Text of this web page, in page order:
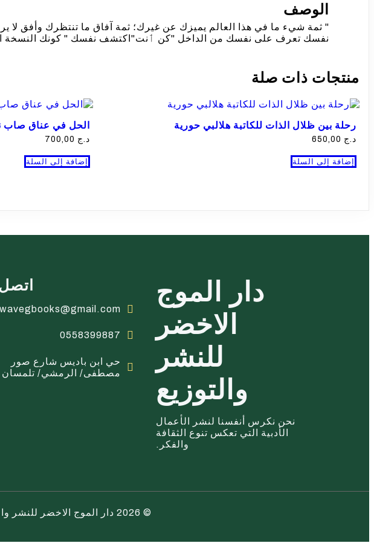
الوصف
" ثمة شيء ما في هذا العالم يميزك عن غيرك؛ ثمة آفاق ما تنتظرك وأفق لا
نفسك تعرف على نفسك من الداخل "كن ٲنت"اكتشف نفسك " كونك النسخة
منتجات ذات صلة
رحلة بين ظلال الذات للكاتبة هلالبي حورية
د.ج
إضافة إلى السلة
الحل في عناق صاب
د.ج
إضافة إلى السلة
دار الموج
الاخضر
للنشر
والتوزيع
نحن نكرس أنفسنا لنشر الأعمال
الأدبية التي تعكس تنوع الثقافة
والفكر.
wavegbooks@gmail.com
0558399887
حي ابن باديس شارع صور
مصطفى/ الرمشي/ تلمسان
© 2026 دار الموج الاخضر للنشر والتوزيع